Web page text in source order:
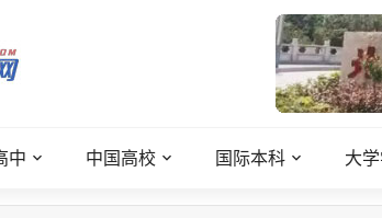
中 中国高校 国际本科 大